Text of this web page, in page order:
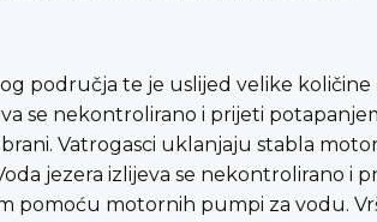
područja te je uslijed velike
se nekontrolirano i prijeti
Vatrogasci uklanjaju stabla
jezera izlijeva se nekontrolirano i
pomoću motornih pumpi za vodu.